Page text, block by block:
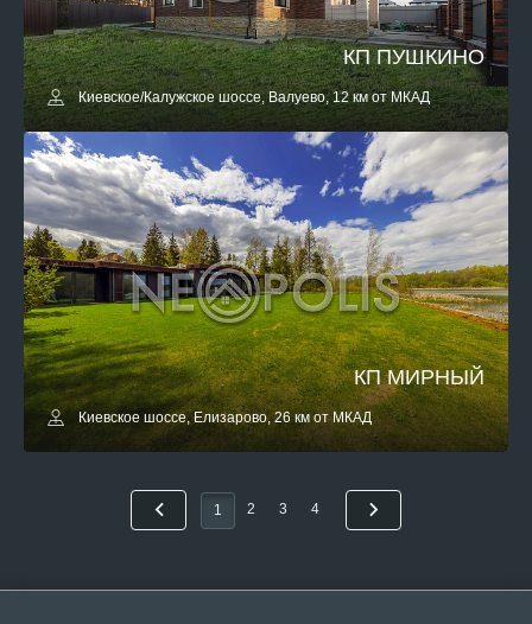
КП ПУШКИНО
Киевское/Калужское шоссе, Валуево, 12 км от МКАД
КП МИРНЫЙ
Киевское шоссе, Елизарово, 26 км от МКАД
1 2 3 4